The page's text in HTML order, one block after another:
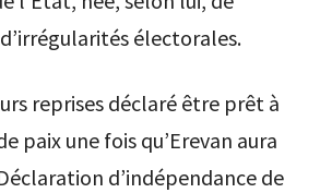
électorales.
reprises déclaré être prêt à
paix une fois qu’Erevan aura
d’indépendance de